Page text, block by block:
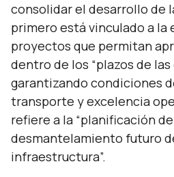
consolidar el desarrollo de
primero está vinculado a la
proyectos que permitan
dentro de los “plazos de
garantizando condiciones
transporte y excelencia
refiere a la “planificación
desmantelamiento futuro
infraestructura”.